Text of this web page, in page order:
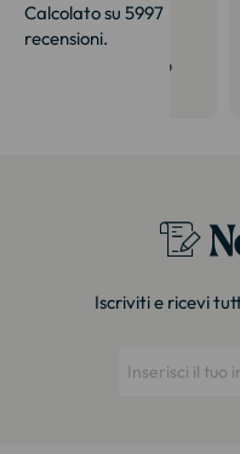
Calcolato su 5997
recensioni.
Iscriviti e ricevi